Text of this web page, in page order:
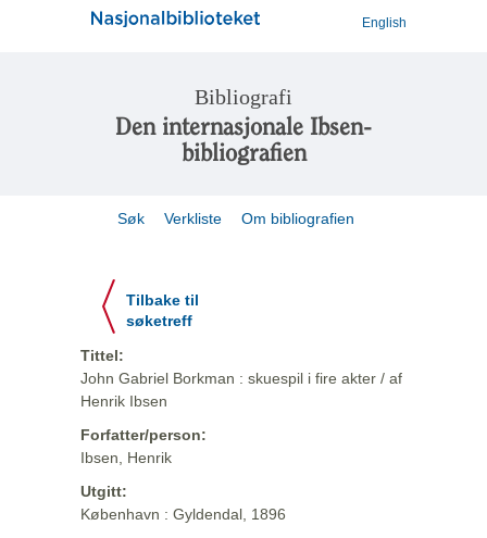
English
Bibliografi
Den internasjonale Ibsen-
bibliografien
Søk Verkliste Om bibliografien
Tilbake til
søketreff
Tittel:
John Gabriel Borkman : skuespil i fire akter / af
Henrik Ibsen
Forfatter/person:
Ibsen, Henrik
Utgitt:
København : Gyldendal, 1896